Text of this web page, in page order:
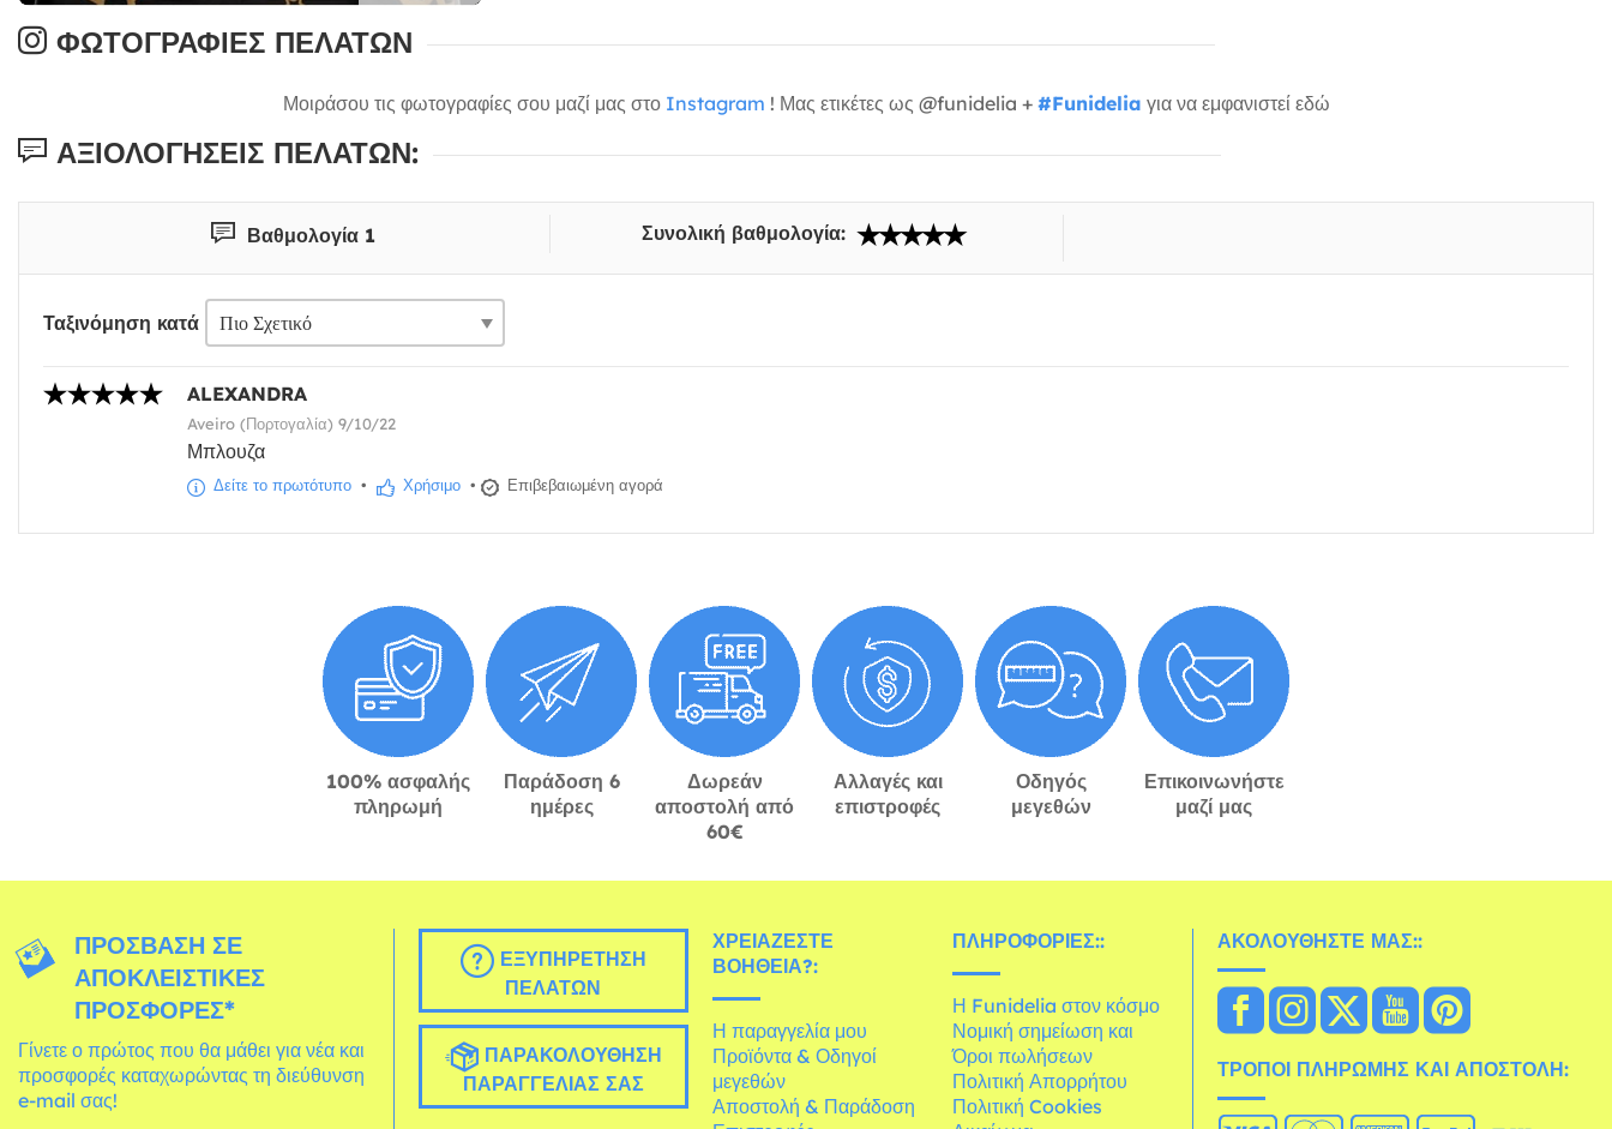
ΦΩΤΟΓΡΑΦΊΕΣ ΠΕΛΑΤΏΝ
Μοιράσου τις φωτογραφίες σου μαζί μας στο Instagram ! Μας ετικέτες ως @funidelia + #Funidelia για να εμφανιστεί εδώ
ΑΞΙΟΛΟΓΉΣΕΙΣ ΠΕΛΑΤΏΝ:
Βαθμολογία 1 Συνολική βαθμολογία:
Ταξινόμηση κατά
ALEXANDRA
Aveiro (Πορτογαλία) 9/10/22
Μπλουζα
Δείτε το πρωτότυπο • Χρήσιμο • Επιβεβαιωμένη αγορά
100% ασφαλής
πληρωμή
Παράδοση 6
ημέρες
Δωρεάν
αποστολή από
60€
Αλλαγές και
επιστροφές
Οδηγός
μεγεθών
Επικοινωνήστε
μαζί μας
ΠΡΌΣΒΑΣΗ ΣΕ
ΑΠΟΚΛΕΙΣΤΙΚΈΣ
ΠΡΟΣΦΟΡΈΣ*
Γίνετε ο πρώτος που θα μάθει για νέα και
προσφορές καταχωρώντας τη διεύθυνση
e-mail σας!
ΕΞΥΠΗΡΈΤΗΣΗ
ΠΕΛΑΤΏΝ
ΠΑΡΑΚΟΛΟΎΘΗΣΗ
ΠΑΡΑΓΓΕΛΊΑΣ ΣΑΣ
ΧΡΕΙΆΖΕΣΤΕ
ΒΟΉΘΕΙΑ?:
Η παραγγελία μου
Προϊόντα & Οδηγοί
μεγεθών
Αποστολή & Παράδοση
ΠΛΗΡΟΦΟΡΊΕΣ::
Η Funidelia στον κόσμο
Νομική σημείωση και
Όροι πωλήσεων
Πολιτική Απορρήτου
Πολιτική Cookies
ΑΚΟΛΟΥΘΉΣΤΕ ΜΑΣ::
ΤΡΌΠΟΙ ΠΛΗΡΩΜΉΣ ΚΑΙ ΑΠΟΣΤΟΛΉ: